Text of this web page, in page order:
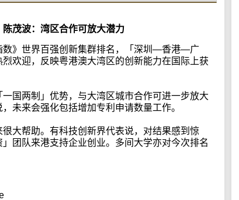
茂波：湾区合作可放大潜力
数》世界百强创新集群排名，「深圳—香港—广
欢迎，反映粤港澳大湾区的创新能力在国际上获
国两制」优势，与大湾区城市合作可进一步放大
未来会强化包括增加专利申请数量工作。
大帮助。有科技创新界代表说，对结果感到惊
团队来港支持企业创业。多间大学亦对今次排名